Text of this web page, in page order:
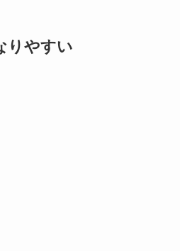
りやすい